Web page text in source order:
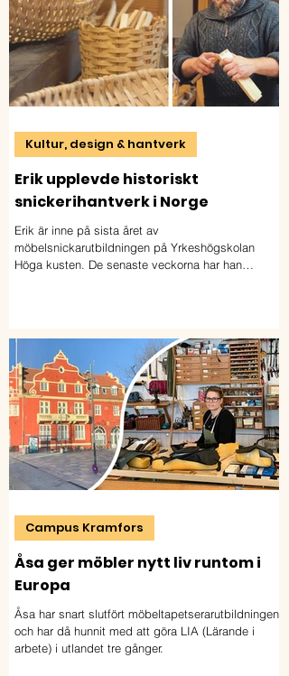
Erik upplevde historiskt
snickerihantverk i Norge
Erik är inne på sista året av
möbelsnickarutbildningen på Yrkeshögskolan
Höga kusten. De senaste veckorna har han
Kultur, design & hantverk
Åsa ger möbler nytt liv runtom i
Europa
Åsa har snart slutfört möbeltapetserarutbildningen
och har då hunnit med att göra LIA (Lärande i
arbete) i utlandet tre gånger.
Campus Kramfors